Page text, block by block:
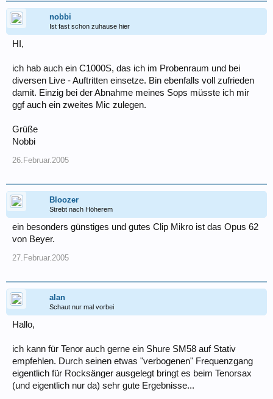
nobbi
Ist fast schon zuhause hier
HI,
ich hab auch ein C1000S, das ich im Probenraum und bei
diversen Live - Auftritten einsetze. Bin ebenfalls voll zufrieden
damit. Einzig bei der Abnahme meines Sops müsste ich mir
ggf auch ein zweites Mic zulegen.
Grüße
Nobbi
26.Februar.2005
Bloozer
Strebt nach Höherem
ein besonders günstiges und gutes Clip Mikro ist das Opus 62
von Beyer.
27.Februar.2005
alan
Schaut nur mal vorbei
Hallo,
ich kann für Tenor auch gerne ein Shure SM58 auf Stativ
empfehlen. Durch seinen etwas "verbogenen" Frequenzgang
eigentlich für Rocksänger ausgelegt bringt es beim Tenorsax
(und eigentlich nur da) sehr gute Ergebnisse...